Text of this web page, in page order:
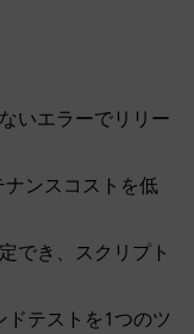
いエラーでリリー
ンスコストを低
でき、スクリプト
テストを1つのツ